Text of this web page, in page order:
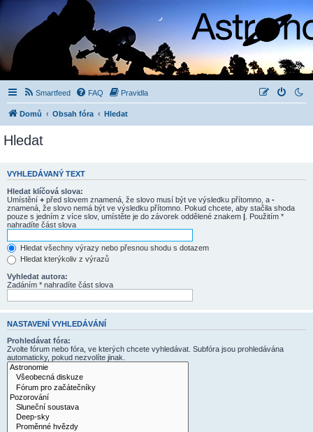
Smartfeed FAQ Pravidla
Domů Obsah fóra Hledat
Hledat
VYHLEDÁVANÝ TEXT
Hledat klíčová slova:
Umístění + před slovem znamená, že slovo musí být ve výsledku přítomno, a -
znamená, že slovo nemá být ve výsledku přítomno. Pokud chcete, aby stačila shoda
pouze s jedním z více slov, umístěte je do závorek oddělené znakem | . Použitím *
nahradíte část slova
Hledat všechny výrazy nebo přesnou shodu s dotazem
Hledat kterýkoliv z výrazů
Vyhledat autora:
Zadáním * nahradíte část slova
NASTAVENÍ VYHLEDÁVÁNÍ
Prohledávat fóra:
Zvolte fórum nebo fóra, ve kterých chcete vyhledávat. Subfóra jsou prohledávána
automaticky, pokud nezvolíte jinak.